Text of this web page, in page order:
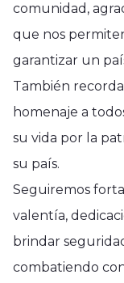
comunidad,
que nos
garantizar un
También
homenaje a
su vida por la
su país.
Seguiremos
valentía,
brindar
combatiendo